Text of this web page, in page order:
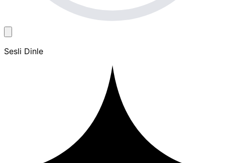
Sesli Dinle